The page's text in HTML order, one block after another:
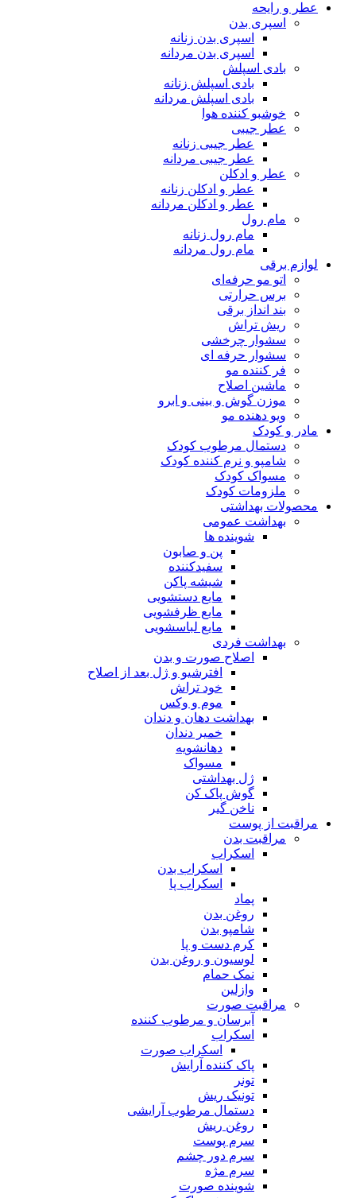
عطر و رایحه
اسپری بدن
اسپری بدن زنانه
اسپری بدن مردانه
بادی اسپلش
بادی اسپلش زنانه
بادی اسپلش مردانه
خوشبو کننده هوا
عطر جیبی
عطر جیبی زنانه
عطر جیبی مردانه
عطر و ادکلن
عطر و ادکلن زنانه
عطر و ادکلن مردانه
مام رول
مام رول زنانه
مام رول مردانه
لوازم برقی
اتو مو حرفه‌ای
برس حرارتی
بند انداز برقی
ریش تراش
سشوار چرخشی
سشوار حرفه ای
فر کننده‌ مو
ماشین اصلاح
موزن گوش و بینی و ابرو
ویو دهنده مو
مادر و کودک
دستمال مرطوب کودک
شامپو و نرم کننده کودک
مسواک کودک
ملزومات کودک
محصولات بهداشتی
بهداشت عمومی
شوینده ها
پن و صابون
سفیدکننده
شیشه پاکن
مایع دستشویی
مایع ظرفشویی
مایع لباسشویی
بهداشت فردی
اصلاح صورت و بدن
افترشیو و ژل بعد از اصلاح
خود تراش
موم و وکس
بهداشت دهان و دندان
خمیر دندان
دهانشویه
مسواک
ژل بهداشتی
گوش پاک کن
ناخن گیر
مراقبت از پوست
مراقبت بدن
اسکراب
اسکراب بدن
اسکراب پا
پماد
روغن بدن
شامپو بدن
کرم دست و پا
لوسیون و روغن بدن
نمک حمام
وازلین
مراقبت صورت
آبرسان و مرطوب کننده
اسکراب
اسکراب صورت
پاک کننده آرایش
تونر
تونیک ریش
دستمال مرطوب آرایشی
روغن ریش
سرم پوست
سرم دور چشم
سرم مژه
شوینده صورت